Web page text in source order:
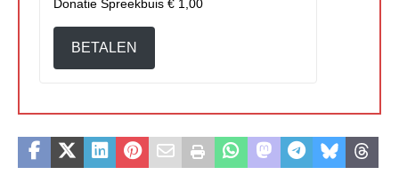
Donatie Spreekbuis € 1,00
BETALEN